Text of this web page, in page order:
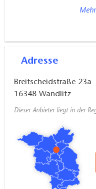
Adresse
Breitscheidstraße 23a
16348 Wandlitz
Dieser Anbieter liegt in der